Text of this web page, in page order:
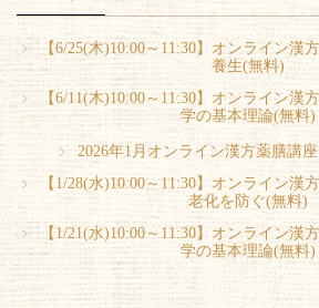
【6/25(木)10:00～11:30】オンライン
養生(無料)
【6/11(木)10:00～11:30】オンライン
学の基本理論(無料)
2026年1月オンライン漢方薬膳講
【1/28(水)10:00～11:30】オンライン
老化を防ぐ(無料)
【1/21(水)10:00～11:30】オンライン漢
学の基本理論(無料)